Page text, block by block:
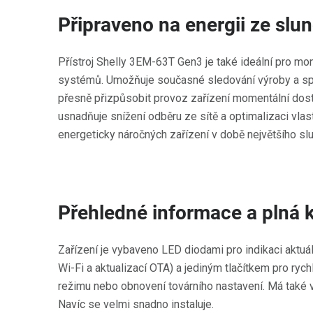
Připraveno na energii ze
Přístroj Shelly 3EM-63T Gen3 je také ideální pro
systémů. Umožňuje současné sledování výroby a
přesně přizpůsobit provoz zařízení momentální
usnadňuje snížení odběru ze sítě a optimalizaci
energeticky náročných zařízení v době největšího
Přehledné informace a plná
Zařízení je vybaveno LED diodami pro indikaci
Wi-Fi a aktualizací OTA) a jediným tlačítkem pro
režimu nebo obnovení továrního nastavení. Má
Navíc se velmi snadno instaluje.